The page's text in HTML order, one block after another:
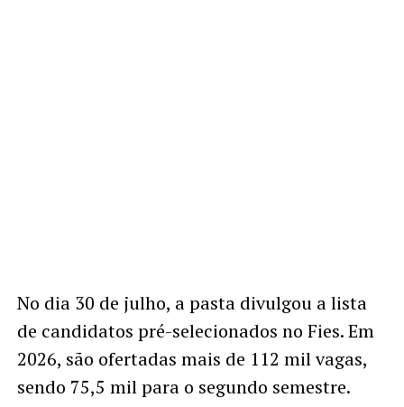
No dia 30 de julho, a pasta divulgou a lista
de candidatos pré-selecionados no Fies. Em
2026, são ofertadas mais de 112 mil vagas,
sendo 75,5 mil para o segundo semestre.